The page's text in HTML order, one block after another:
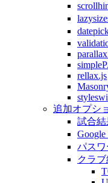
rellax.js
追加オプシ
試合結
パス
クラブ